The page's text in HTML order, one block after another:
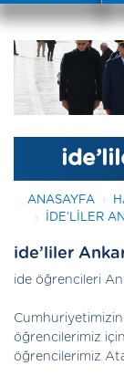
ANASAYFA
IDE’LILER
ide’liler
ide öğrencileri
Cumhuriyetimizin
öğrencilerimiz
öğrencilerimiz